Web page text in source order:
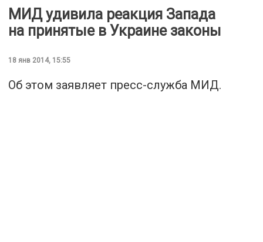
МИД удивила реакция Запада
на принятые в Украине законы
18 янв 2014, 15:55
Об этом заявляет пресс-служба МИД.